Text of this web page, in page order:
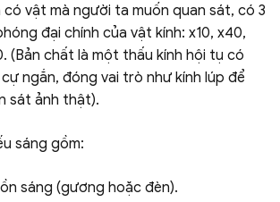
có vật mà người ta muốn quan sát, có 3
đại chính của vật kính: x10, x40,
(Bản chất là một thấu kính hội tụ có
ngắn, đóng vai trò như kính lúp để
sát ảnh thật).
sáng gồm:
sáng (gương hoặc đèn).